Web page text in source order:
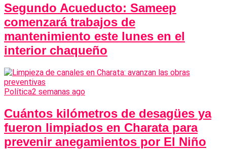
Segundo Acueducto: Sameep
comenzará trabajos de
mantenimiento este lunes en el
interior chaqueño
Política2 semanas ago
Cuántos kilómetros de desagües ya
fueron limpiados en Charata para
prevenir anegamientos por El Niño